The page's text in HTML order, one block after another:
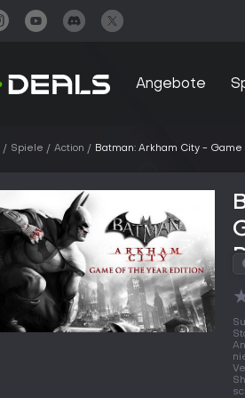
Angebote
Spiele Action Batman: Arkham City - Game